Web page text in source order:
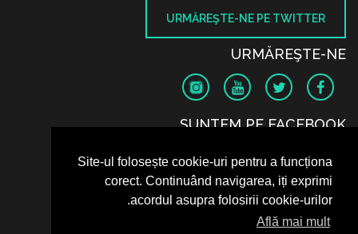
Site-ul folosește cookie-uri pentru a funcționa
corect. Continuând navigarea, iți exprimi
acordul asupra folosirii cookie-urilor.
Află mai mult
URMĂREŞTE-NE PE TWITTER
URMĂREŞTE-NE
SUNTEM PE FACEBOOK